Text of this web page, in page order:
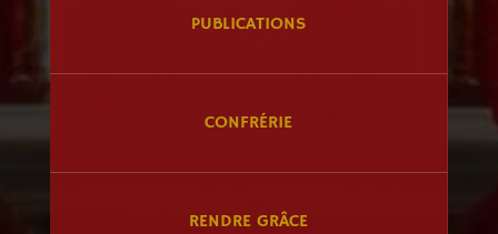
PUBLICATIONS
CONFRÉRIE
RENDRE GRÂCE